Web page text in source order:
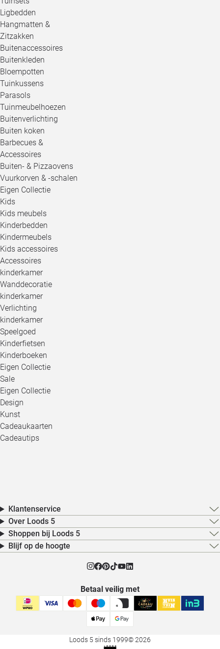
Ligbedden
Hangmatten &
Zitzakken
Buitenaccessoires
Buitenkleden
Bloempotten
Tuinkussens
Parasols
Tuinmeubelhoezen
Buitenverlichting
Buiten koken
Barbecues &
Accessoires
Buiten- & Pizzaovens
Vuurkorven & -schalen
Eigen Collectie
Kids
Kids meubels
Kinderbedden
Kindermeubels
Kids accessoires
Accessoires
kinderkamer
Wanddecoratie
kinderkamer
Verlichting
kinderkamer
Speelgoed
Kinderfietsen
Kinderboeken
Eigen Collectie
Sale
Eigen Collectie
Design
Kunst
Cadeaukaarten
Cadeautips
Klantenservice
Over Loods 5
Shoppen bij Loods 5
Blijf op de hoogte
Betaal veilig met
Loods 5 sinds 1999© 2026